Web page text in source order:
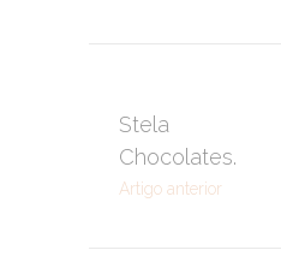
Stela
Chocolates.
Artigo anterior